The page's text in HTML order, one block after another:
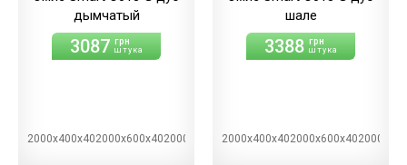
дымчатый
3087 грн
штука
2000х400х402000х600х402000х700х402000х800х402000х900х40
шале
3388 грн
штука